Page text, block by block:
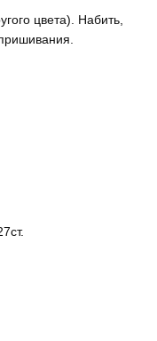
цвета). Набить,